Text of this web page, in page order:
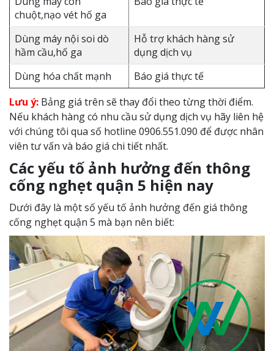
chuột,nạo vét hố ga
Dùng máy nội soi dò
hầm cầu,hố ga
Hỗ trợ khách hàng sử
dụng dịch vụ
Dùng hóa chất mạnh
Báo giá thực tế
Lưu ý: Bảng giá trên sẽ thay đổi theo từng thời điểm.
Nếu khách hàng có nhu cầu sử dụng dịch vụ hãy liên hệ
với chúng tôi qua số hotline 0906.551.090 để được nhân
viên tư vấn và báo giá chi tiết nhất.
Các yếu tố ảnh hưởng đến thông
cống nghẹt quận 5 hiện nay
Dưới đây là một số yếu tố ảnh hưởng đến giá thông
cống nghẹt quận 5 mà bạn nên biết: